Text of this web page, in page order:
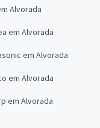
Alvorada
em Alvorada
em Alvorada
em Alvorada
em Alvorada